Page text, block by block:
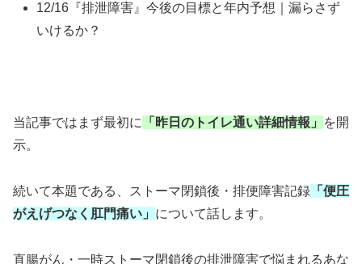
12/16『排泄障害』今後の目標と年内予想｜漏らさず
いけるか？
当記事ではまず最初に 「昨日のトイレ通い詳細情報」
を開
示。
続いて本題である、ストーマ閉鎖後・排便障害記録 「便圧
がえげつなく肛門痛い 」 について話します。
直腸がん・一時ストーマ閉鎖後の排泄障害で悩まれるあな